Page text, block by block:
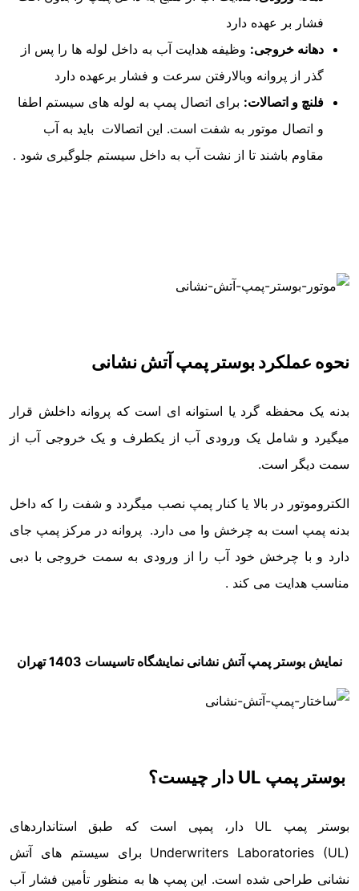
فشار بر عهده دارد
دهانه خروجی: وظیفه هدایت آب به داخل لوله ها را پس از
گذر از پروانه وبالارفتن سرعت و فشار برعهده دارد
فلنچ و اتصالات: برای اتصال پمپ به لوله های سیستم اطفا
و اتصال موتور به شفت است. این اتصالات باید به آب
مقاوم باشند تا از نشت آب به داخل سیستم جلوگیری شود .
نحوه عملکرد بوستر پمپ آتش نشانی
بدنه یک محفظه گرد یا استوانه ای است که پروانه داخلش قرار
میگیرد و شامل یک ورودی آب از یکطرف و یک خروجی آب از
سمت دیگر است.
الکتروموتور در بالا یا کنار پمپ نصب میگردد و شفت را که داخل
بدنه پمپ است به چرخش وا می دارد. پروانه در مرکز پمپ جای
دارد و با چرخش خود آب را از ورودی به سمت خروجی با دبی
مناسب هدایت می کند .
نمایش بوستر پمپ آتش نشانی نمایشگاه تاسیسات 1403 تهران
بوستر پمپ UL دار چیست؟
بوستر پمپ UL دار، پمپی است که طبق استانداردهای
Underwriters Laboratories (UL) برای سیستم های آتش
نشانی طراحی شده است. این پمپ ها به منظور تأمین فشار آب